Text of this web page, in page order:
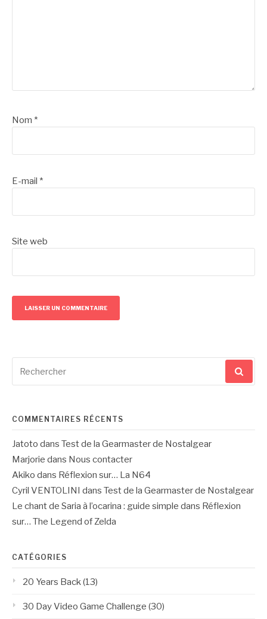
Nom *
E-mail *
Site web
pour
COMMENTAIRES RÉCENTS
Jatoto dans Test de la Gearmaster de Nostalgear
Marjorie dans Nous contacter
Akiko dans Réflexion sur… La N64
Cyril VENTOLINI
dans Test de la Gearmaster de Nostalgear
Le chant de Saria à l’ocarina : guide simple dans Réflexion
sur… The Legend of Zelda
CATÉGORIES
20 Years Back(13)
30 Day Video Game Challenge (30)